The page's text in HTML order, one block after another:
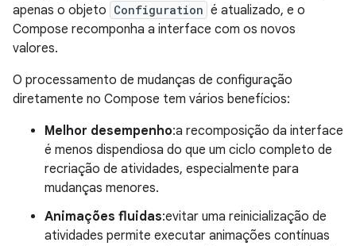
apenas o objeto Configuration é atualizado, e o
Compose recomponha a interface com os novos
valores.
O processamento de mudanças de configuração
diretamente no Compose tem vários benefícios:
Melhor desempenho:a recomposição da interface
é menos dispendiosa do que um ciclo completo de
recriação de atividades, especialmente para
mudanças menores.
Animações fluidas:evitar uma reinicialização de
atividades permite executar animações contínuas